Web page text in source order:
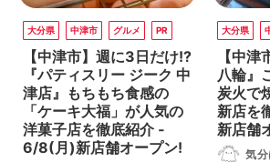
大分県 中津市 グルメ PR
【中津市】週に3日だけ!?
『パティスリー ジーク 中
津店』もちもち食感の
「ケーキ大福」が人気の
洋菓子店を徹底紹介 ‐
6/8(月)新店舗オープン!
大分県
【中
八輪』
炭火で
新店を
新店舗
気